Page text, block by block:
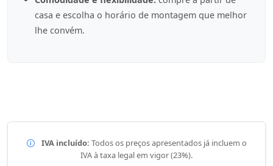
casa e escolha o horário de montagem que melhor
lhe convém.
IVA incluído: Todos os preços apresentados já incluem o
IVA à taxa legal em vigor (23%).